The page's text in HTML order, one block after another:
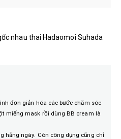
nhau thai Hadaomoi Suhada
đơn giản hóa các bước chăm sóc
miếng mask rồi dùng BB cream là
hằng ngày. Còn công dụng cũng chỉ